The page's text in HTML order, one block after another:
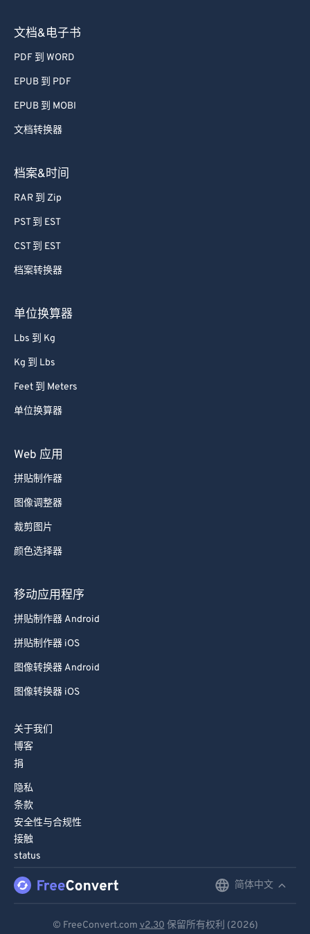
文档&电子书
PDF 到 WORD
EPUB 到 PDF
EPUB 到 MOBI
文档转换器
档案&时间
RAR 到 Zip
PST 到 EST
CST 到 EST
档案转换器
单位换算器
Lbs 到 Kg
Kg 到 Lbs
Feet 到 Meters
单位换算器
Web 应用
拼贴制作器
图像调整器
裁剪图片
颜色选择器
移动应用程序
拼贴制作器 Android
拼贴制作器 iOS
图像转换器 Android
图像转换器 iOS
关于我们
博客
捐
隐私
条款
安全性与合规性
接触
status
简体中文
© FreeConvert.com v2.30 保留所有权利 (2026)